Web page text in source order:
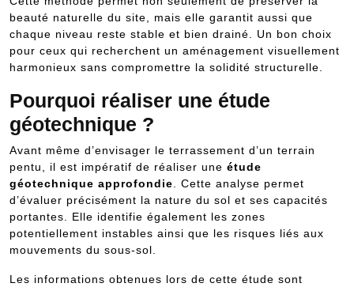
beauté naturelle du site, mais elle garantit aussi que
chaque niveau reste stable et bien drainé. Un bon choix
pour ceux qui recherchent un aménagement visuellement
harmonieux sans compromettre la solidité structurelle.
Pourquoi réaliser une étude
géotechnique ?
Avant même d’envisager le terrassement d’un terrain
pentu, il est impératif de réaliser une étude
géotechnique approfondie . Cette analyse permet
d’évaluer précisément la nature du sol et ses capacités
portantes. Elle identifie également les zones
potentiellement instables ainsi que les risques liés aux
mouvements du sous-sol.
Les informations obtenues lors de cette étude sont